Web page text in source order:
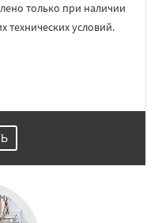
только при наличии
технических условий.